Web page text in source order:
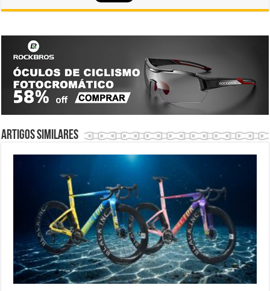
Artigos similares